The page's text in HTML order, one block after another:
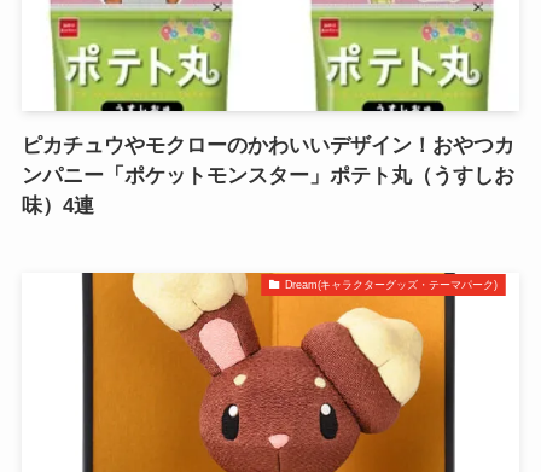
ピカチュウやモクローのかわいいデザイン！おやつカ
ンパニー「ポケットモンスター」ポテト丸（うすしお
味）4連
Dream(キャラクターグッズ・テーマパーク)